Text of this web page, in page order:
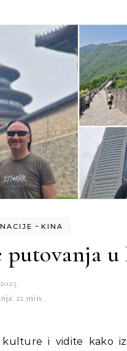
-KINA
putovanja
22 min.